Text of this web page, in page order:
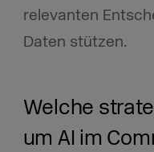
relevanten
Daten stützen.
Welche
um AI im